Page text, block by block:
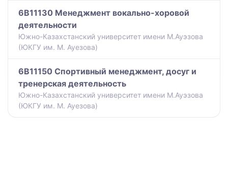
6B11130 Менеджмент вокально-хоровой
деятельности
Южно-Казахстанский университет имени М.Ауэзова
(ЮКГУ им. М. Ауезова)
6B11150 Спортивный менеджмент, досуг и
тренерская деятельность
Южно-Казахстанский университет имени М.Ауэзова
(ЮКГУ им. М. Ауезова)